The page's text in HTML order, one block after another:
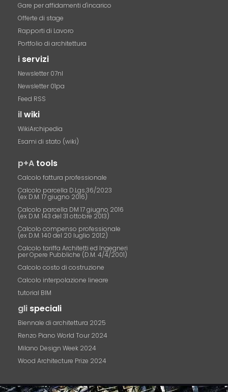
Gare per affidamenti d'incarico
Offerte di stage
Rapporti di Lavoro
Portfolio di architettura
i servizi
Newsletter 07nl
Newsletter 01pa
Feed RSS
ilwiki
WikiArchipedia
Esami di stato (wiki)
p+A tools
Calcolo fattura professionale
Calcolo parcella D.Lgs.36/2023
(ex D.M. 17 giugno 2016)
Calcolo parcella DM 17 giugno 2016
(ex D.M. 143 del 31 ottobre 2013)
Calcolo compenso professionale
(ex D.M. 140 del 20 luglio 2012)
Calcolo tariffa Architetti ed Ingegneri
per Opere Pubbliche (D.M. 4/4/2001)
Calcolo costo di costruzione
Calcolo interpolazione lineare
tutorial BIM
gli speciali
Biennale di architettura 2025
Renzo Piano World Tour 2024
Milano Design Week 2024
Wood Architecture Prize 2024